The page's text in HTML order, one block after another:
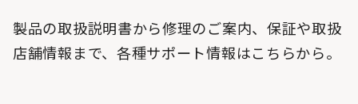
製品の取扱説明書から修理のご案内、保証や取扱
店舗情報まで、各種サポート情報はこちらから。